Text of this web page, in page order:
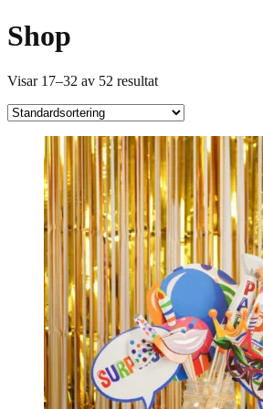
Shop
Visar 17–32 av 52 resultat